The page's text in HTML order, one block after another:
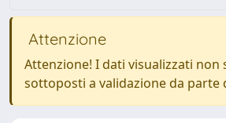
Attenzione
Attenzione! I dati visualizzati non
sottoposti a validazione da parte